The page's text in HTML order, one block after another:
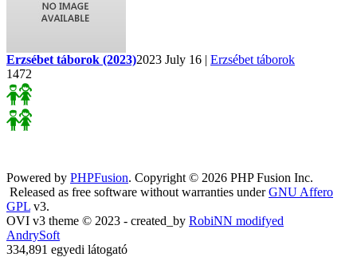
Erzsébet táborok (2023)2023 July 16 | Erzsébet táborok
1472
Powered by PHPFusion. Copyright © 2026 PHP Fusion Inc.
Released as free software without warranties underGNU Affero
GPL v3.
OVI v3 theme © 2023 - created_by RobiNN modifyed
AndrySoft
334,891 egyedi látogató